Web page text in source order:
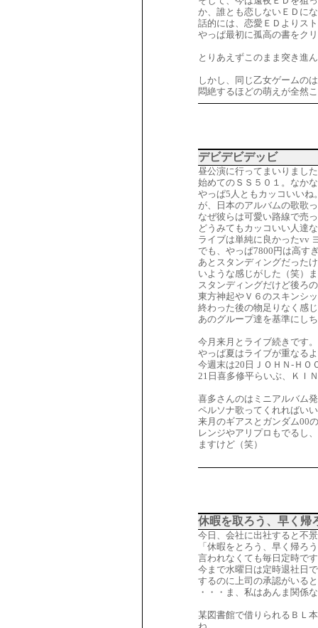
か、誰とも恋しないＥＤに
話的には、恋愛ＥＤよりス
やっぱ最初に孤高の書をク
とりあえずこのまま突き進
しかし、同じ乙女ゲームの
悶絶するほどの萌えが全然
デビデビデッビ
昼公演に行ってまいりまし
始めてのＳＳ５０１。なか
やっぱ5人ともカッコいい
が、日本のアルバムの歌歌
なぜ彼らは可愛い路線で売
どうみてもカッコいい人達
ライブは単純に良かったvv
でも、やっぱ7800円は高す
あとスタンディングだった
いような感じがした（笑）
スタンディングだけど後ろ
東方神起やＶ６のスキンシ
終わった後の物足りなく感
あのグループ達を基準にし
今月来月とライブ続きです。
やっぱ夏はライブが重なる
今週末は20日ＪＯＨＮ-ＨＯ
21日喜多修平らいぶ、ＫＩ
喜多さんのはミニアルバム
ペルソナ歌ってくれればい
来月のギアスとガンダム00
レンジやアリプロもでるし
ますけど（笑）
休暇を取ろう、早く帰
今日、会社に出社すると不
「休暇をとろう、早く帰ろ
言われなくても毎日定時で
今まで水曜日は定時退社日
するのに上司の承認がいる
・・・ま、私はあんま関係
某図書館で借りられるＢＬ